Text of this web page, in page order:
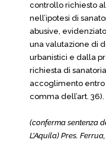
controllo richiesto
nell’ipotesi di
abusive,
una valutazione di
urbanistici e dalla
richiesta di
accoglimento entro
comma dell’art. 36).
(conferma sentenza
L’Aquila) Pres.